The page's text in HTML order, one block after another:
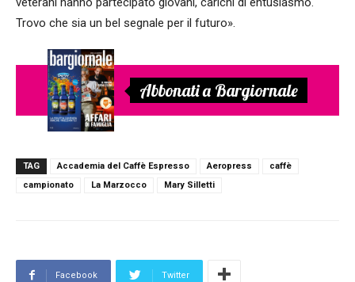
Trovo che sia un bel segnale per il futuro».
Abbonati a Bargiornale
TAG Accademia del Caffè Espresso Aeropress
caffè
campionato
La Marzocco Mary Silletti
Facebook Twitter